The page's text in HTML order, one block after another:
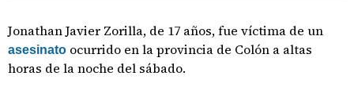
Jonathan Javier Zorilla, de 17 años, fue víctima de un
asesinato ocurrido en la provincia de Colón a altas
horas de la noche del sábado.